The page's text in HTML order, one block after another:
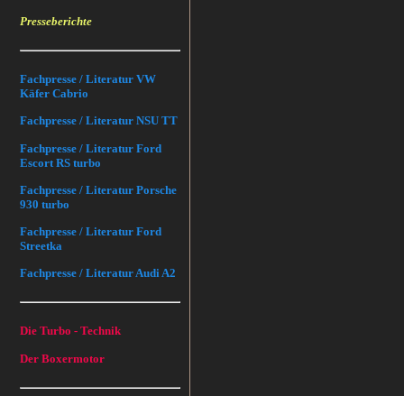
Presseberichte
Fachpresse / Literatur VW
Käfer Cabrio
Fachpresse / Literatur NSU TT
Fachpresse / Literatur Ford
Escort RS turbo
Fachpresse / Literatur Porsche
930 turbo
Fachpresse / Literatur Ford
Streetka
Fachpresse / Literatur Audi A2
Die Turbo - Technik
Der Boxermotor